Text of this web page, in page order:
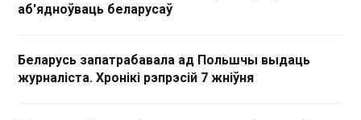
аб'ядноўваць беларусаў
Беларусь запатрабавала ад Польшчы выдаць
журналіста. Хронікі рэпрэсій 7 жніўня